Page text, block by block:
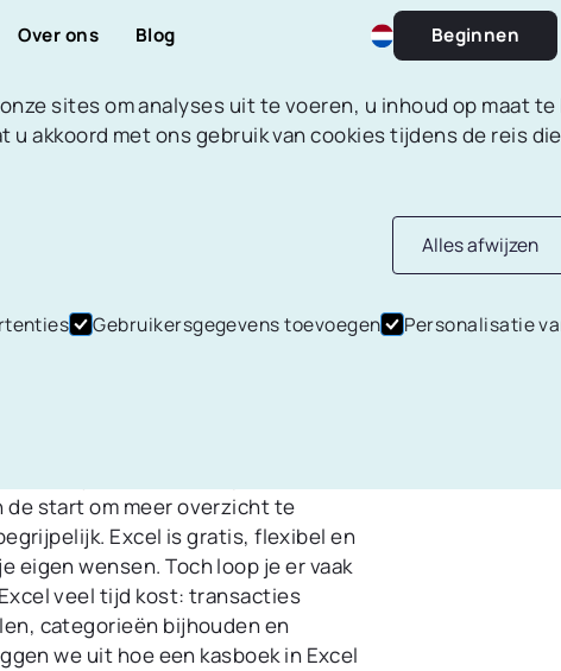
sites om analyses uit te voeren, u inhoud op maat te
akkoord met ons gebruik van cookies tijdens de reis
Alles afwijzen
Gebruikersgegevens toevoegen
Personalisatie
stap voor stap naar je dromen.
grafieken en
geven je een
overzicht.
wekelijkse financiële PDF-
rapportages.
Over ons Blog Beginnen
METHODE
op je geld te krijgen, dan is het
de start om meer overzicht te
Excel is gratis, flexibel en
eigen wensen. Toch loop je er vaak
veel tijd kost: transacties
categorieën bijhouden en
we uit hoe een kasboek in Excel